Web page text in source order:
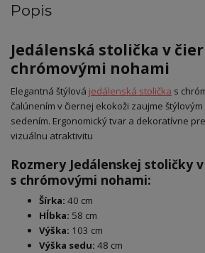
Popis
Jedálenská stolička v
chrómovými nohami
Elegantná štýlová jedálenská stolička s
čalúnením v čiernej ekokoži zaujme
sedením. Ergonomický tvar a dekoratívne
vizuálnu atraktivitu
Rozmery Jedálenskej stoličky
s chrómovými nohami:
Šírka: 40 cm
Hĺbka: 58 cm
Výška: 103 cm
Výška sedu: 48 cm